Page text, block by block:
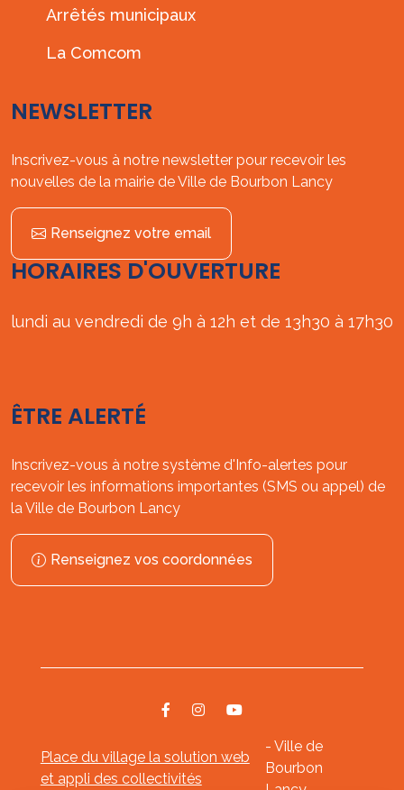
Arrêtés municipaux
La Comcom
NEWSLETTER
Inscrivez-vous à notre newsletter pour recevoir les
nouvelles de la mairie de Ville de Bourbon Lancy
Renseignez votre email
HORAIRES D'OUVERTURE
lundi au vendredi de 9h à 12h et de 13h30 à 17h30
ÊTRE ALERTÉ
Inscrivez-vous à notre système d'Info-alertes pour
recevoir les informations importantes (SMS ou appel) de
la Ville de Bourbon Lancy
Renseignez vos coordonnées
Place du village la solution web
et appli des collectivités
- Ville de
Bourbon